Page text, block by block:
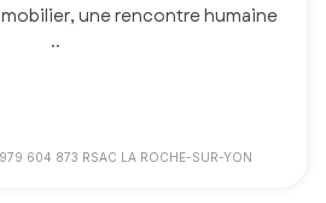
une rencontre humaine
..
604 873 RSAC LA ROCHE-SUR-YON